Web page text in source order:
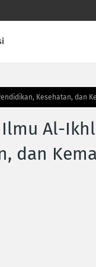
Kesehatan, dan
Al-
dan